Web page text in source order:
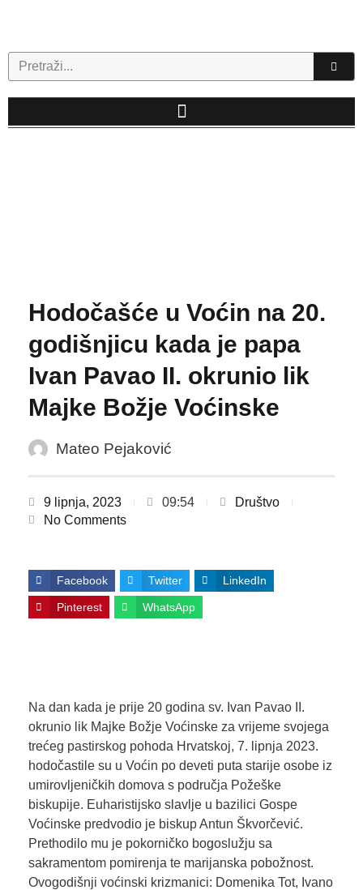
Search
Hodočašće u Voćin na 20.
godišnjicu kada je papa
Ivan Pavao II. okrunio lik
Majke Božje Voćinske
Mateo Pejaković
9 lipnja, 2023 09:54
Društvo
No Comments
Facebook Twitter LinkedIn
Pinterest WhatsApp
Na dan kada je prije 20 godina sv. Ivan Pavao II.
okrunio lik Majke Božje Voćinske za vrijeme svojega
trećeg pastirskog pohoda Hrvatskoj, 7. lipnja 2023.
hodočastile su u Voćin po deveti puta starije osobe iz
umirovljeničkih domova s područja Požeške
biskupije. Euharistijsko slavlje u bazilici Gospe
Voćinske predvodio je biskup Antun Škvorčević.
Prethodilo mu je pokorničko bogoslužju sa
sakramentom pomirenja te marijanska pobožnost.
Ovogodišnji voćinski krizmanici: Domenika Tot, Ivano